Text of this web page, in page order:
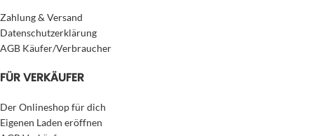
Zahlung & Versand
Datenschutzerklärung
AGB Käufer/Verbraucher
FÜR VERKÄUFER
Der Onlineshop für dich
Eigenen Laden eröffnen